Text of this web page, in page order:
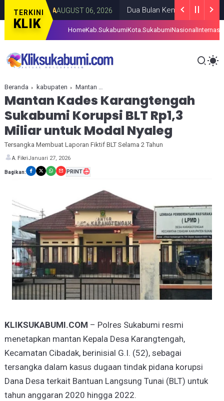
TERKINI
KLIK
BERITAAUGUST 06, 2026 Dua Bulan Kemarau Buat Warga
HomeKab.SukabumiKota.SukabumiNasional
Beranda kabupaten Mantan Kades Karangtengah Sukabumi Korupsi BLT Rp1,3 Miliar untuk Modal Nyaleg
Mantan Kades Karangtengah
Sukabumi Korupsi BLT Rp1,3
Miliar untuk Modal Nyaleg
Tersangka Membuat Laporan Fiktif BLT Selama 2 Tahun
A. FikriJanuari 27, 2026
Bagikan: PRINT
KLIKSUKABUMI.COM – Polres Sukabumi resmi
menetapkan mantan Kepala Desa Karangtengah,
Kecamatan Cibadak, berinisial G.I. (52), sebagai
tersangka dalam kasus dugaan tindak pidana korupsi
Dana Desa terkait Bantuan Langsung Tunai (BLT) untuk
tahun anggaran 2020 hingga 2022.